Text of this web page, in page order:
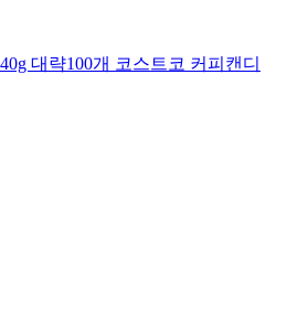
대략100개 코스트코 커피캔디